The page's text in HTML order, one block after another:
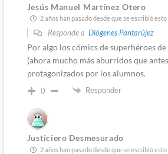
Jesús Manuel Martínez Otero
2 años han pasado desde que se escribió esto
Responde a Diógenes Pantarújez
Por algo los cómics de superhéroes
(ahora mucho más aburridos que
protagonizados por los alumnos.
0 Responder
Justiciero Desmesurado
2 años han pasado desde que se escribió esto